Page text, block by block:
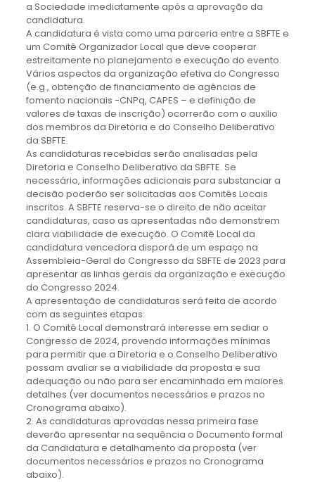
a Sociedade imediatamente após a aprovação da
candidatura.
A candidatura é vista como uma parceria entre a SBFTE e
um Comitê Organizador Local que deve cooperar
estreitamente no planejamento e execução do evento.
Vários aspectos da organização efetiva do Congresso
(e.g., obtenção de financiamento de agências de
fomento nacionais -CNPq, CAPES – e definição de
valores de taxas de inscrição) ocorrerão com o auxilio
dos membros da Diretoria e do Conselho Deliberativo
da SBFTE.
As candidaturas recebidas serão analisadas pela
Diretoria e Conselho Deliberativo da SBFTE. Se
necessário, informações adicionais para substanciar a
decisão poderão ser solicitadas aos Comitês Locais
inscritos. A SBFTE reserva-se o direito de não aceitar
candidaturas, caso as apresentadas não demonstrem
clara viabilidade de execução. O Comitê Local da
candidatura vencedora disporá de um espaço na
Assembleia-Geral do Congresso da SBFTE de 2023 para
apresentar as linhas gerais da organização e execução
do Congresso 2024.
A apresentação de candidaturas será feita de acordo
com as seguintes etapas:
1. O Comitê Local demonstrará interesse em sediar o
Congresso de 2024, provendo informações mínimas
para permitir que a Diretoria e o Conselho Deliberativo
possam avaliar se a viabilidade da proposta e sua
adequação ou não para ser encaminhada em maiores
detalhes (ver documentos necessários e prazos no
Cronograma abaixo).
2. As candidaturas aprovadas nessa primeira fase
deverão apresentar na sequência o Documento formal
da Candidatura e detalhamento da proposta (ver
documentos necessários e prazos no Cronograma
abaixo).